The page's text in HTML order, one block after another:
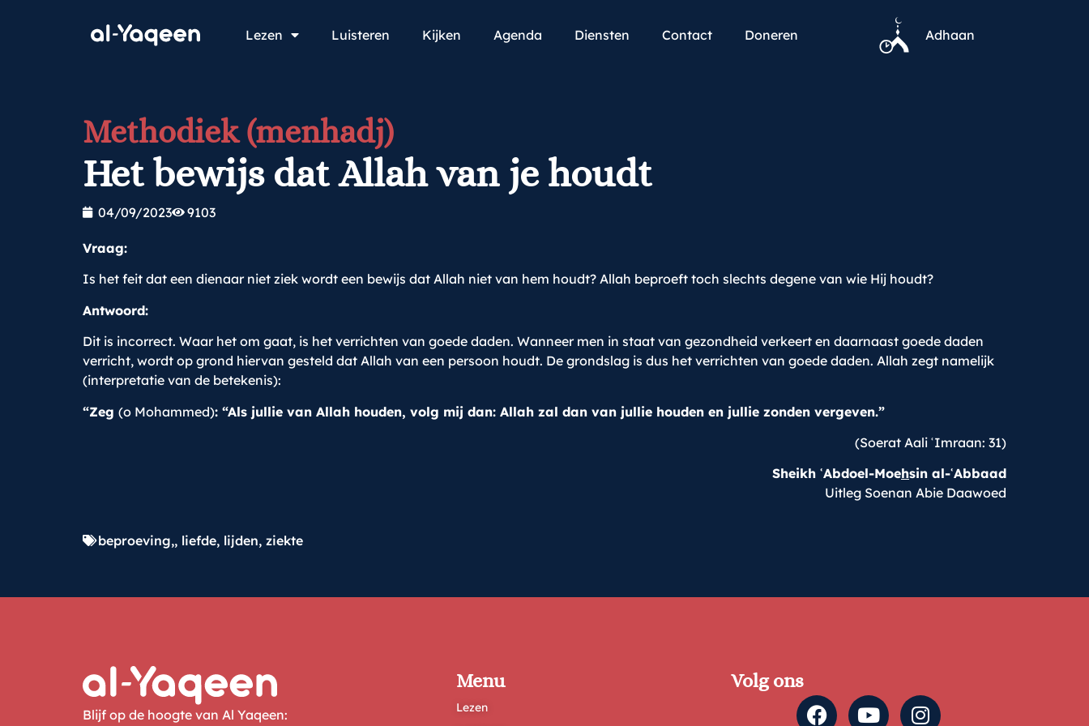
Lezen Luisteren Kijken Agenda Diensten Contact Doneren Adhaan
Methodiek (menhadj)
Het bewijs dat Allah van je houdt
04/09/2023 9103
Vraag:
Is het feit dat een dienaar niet ziek wordt een bewijs dat Allah niet van hem houdt? Allah beproeft toch slechts degene van wie Hij houdt?
Antwoord:
Dit is incorrect. Waar het om gaat, is het verrichten van goede daden. Wanneer men in staat van gezondheid verkeert en daarnaast goede daden
verricht, wordt op grond hiervan gesteld dat Allah van een persoon houdt. De grondslag is dus het verrichten van goede daden. Allah zegt namelijk
(interpretatie van de betekenis):
“Zeg (o Mohammed): “Als jullie van Allah houden, volg mij dan: Allah zal dan van jullie houden en jullie zonden vergeven.”
(Soerat Aali ʿImraan: 31)
Sheikh ʿAbdoel-Moehsin al-ʿAbbaad
Uitleg Soenan Abie Daawoed
beproeving,, liefde, lijden, ziekte
Blijf op de hoogte van Al Yaqeen:
Menu
Lezen
Volg ons